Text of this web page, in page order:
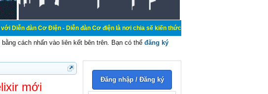
Cơ Điện - Diễn đàn Cơ điện là nơi chia sẽ kiến thức kinh nghiệm trong lãnh vực cơ điện,
bằng cách nhấn vào liên kết bên trên. Bạn có thể đăng ký
mới
Đăng nhập / Đăng ký